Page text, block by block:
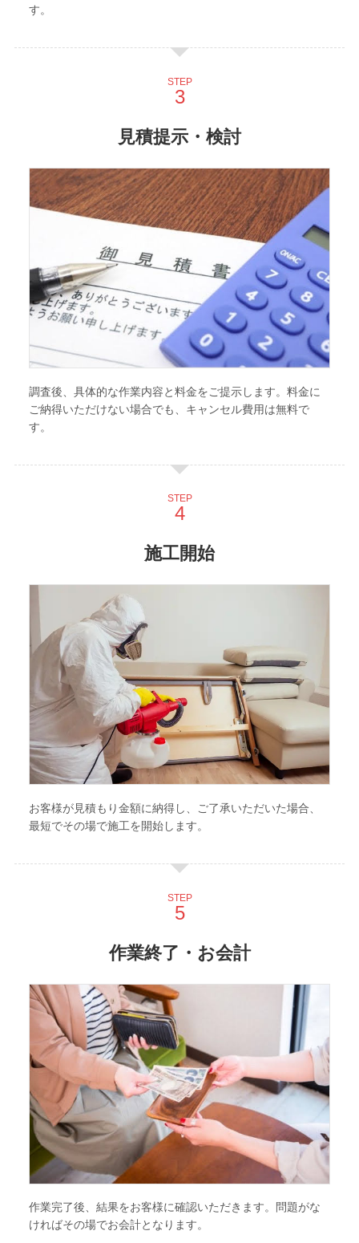
す。
STEP
見積提示・検討
調査後、具体的な作業内容と料金をご提示します。料金に
ご納得いただけない場合でも、キャンセル費用は無料で
す。
STEP
施工開始
お客様が見積もり金額に納得し、ご了承いただいた場合、
最短でその場で施工を開始します。
STEP
作業終了・お会計
作業完了後、結果をお客様に確認いただきます。問題がな
ければその場でお会計となります。